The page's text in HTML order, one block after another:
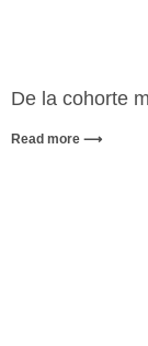
De la cohorte
Read more ⟶